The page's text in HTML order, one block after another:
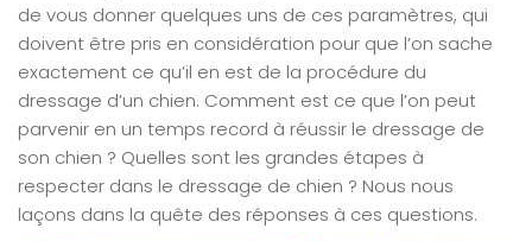
de vous donner quelques uns de ces paramètres, qui
doivent être pris en considération pour que l’on sache
exactement ce qu’il en est de la procédure du
dressage d’un chien. Comment est ce que l’on peut
parvenir en un temps record à réussir le dressage de
son chien ? Quelles sont les grandes étapes à
respecter dans le dressage de chien ? Nous nous
laçons dans la quête des réponses à ces questions.